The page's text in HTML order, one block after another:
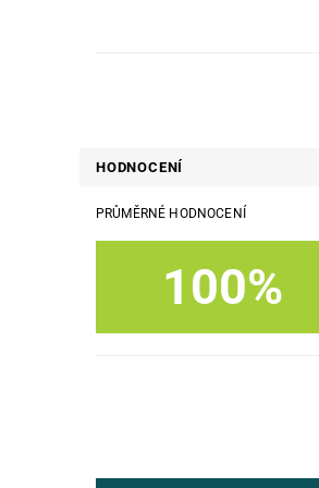
HODNOCENÍ
PRŮMĚRNÉ HODNOCENÍ
100%